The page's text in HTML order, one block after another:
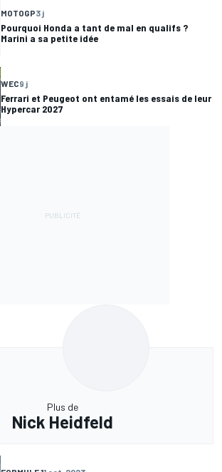
MOTOGP3 j
Pourquoi Honda a tant de mal en qualifs ?
Marini a sa petite idée
WEC9 j
Ferrari et Peugeot ont entamé les essais de leur
Hypercar 2027
Plus de
Nick Heidfeld